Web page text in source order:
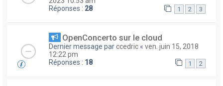
Réponses : 28 1 2 3
OpenConcerto sur le cloud
Dernier message parccedric « ven. juin 15, 2018
12:22 pm
Réponses : 18 1 2